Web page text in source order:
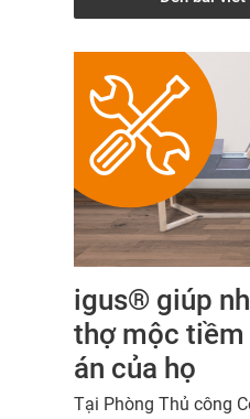
igus® giúp
thợ mộc
án của họ
Tại Phòng Thủ công